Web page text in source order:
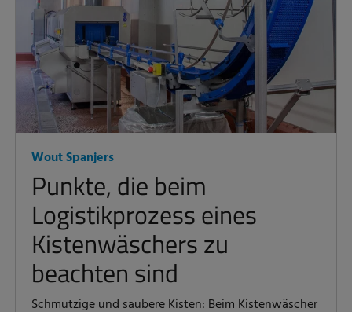
Wout Spanjers
Punkte, die beim
Logistikprozess eines
Kistenwäschers zu
beachten sind
Schmutzige und saubere Kisten: Beim Kistenwäscher